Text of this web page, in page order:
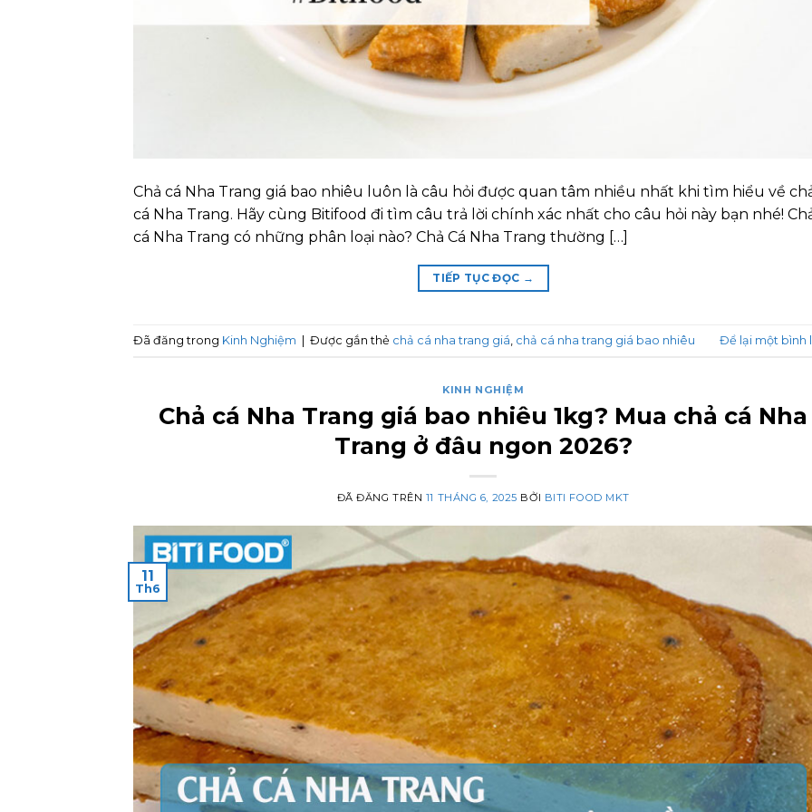
Chả cá Nha Trang giá bao nhiêu luôn là câu hỏi được quan tâm nhiều nhất khi tìm hiểu về
cá Nha Trang. Hãy cùng Bitifood đi tìm câu trả lời chính xác nhất cho câu hỏi này bạn nhé!
cá Nha Trang có những phân loại nào? Chả Cá Nha Trang thường […]
TIẾP TỤC ĐỌC →
Đã đăng trong Kinh Nghiệm | Được gắn thẻ chả cá nha trang giá chả cá nha trang giá bao nhiêu Để lại một bình
KINH NGHIỆM
Chả cá Nha Trang giá bao nhiêu 1kg? Mua chả cá Nha
Trang ở đâu ngon 2026?
ĐÃ ĐĂNG TRÊN 11 THÁNG 6, 2025 BỞI BITI FOOD MKT
11
Th6